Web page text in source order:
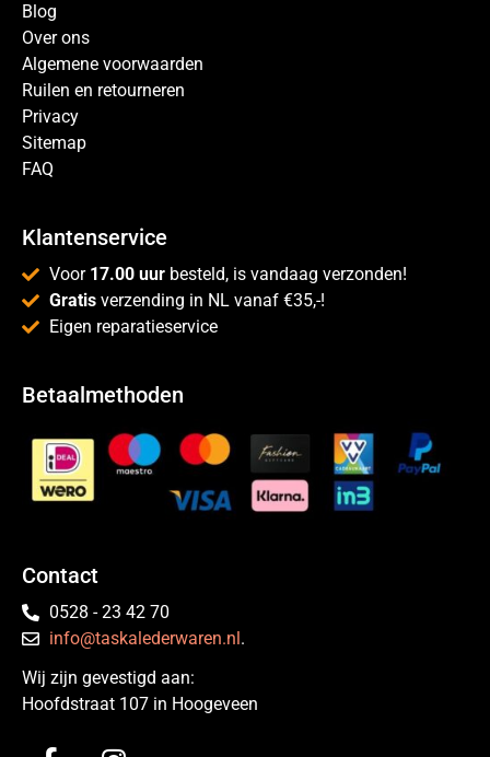
Blog
Over ons
Algemene voorwaarden
Ruilen en retourneren
Privacy
Sitemap
FAQ
Klantenservice
Voor 17.00 uur besteld, is vandaag verzonden!
Gratis verzending in NL vanaf €35,-!
Eigen reparatieservice
Betaalmethoden
Contact
0528 - 23 42 70
info@taskalederwaren.nl .
Wij zijn gevestigd aan:
Hoofdstraat 107 in Hoogeveen